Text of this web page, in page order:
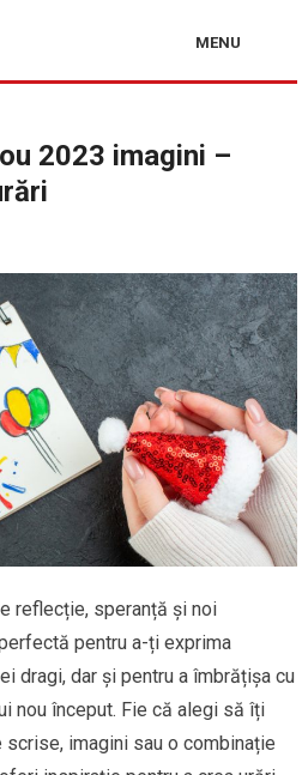
MENU
2023 imagini –
reflecție, speranță și noi
pentru a-ți exprima
dragi, dar și pentru a îmbrățișa cu
nou început. Fie că alegi să îți
imagini sau o combinație